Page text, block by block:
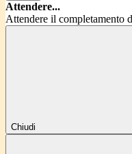
Attendere...
Attendere il completamento
Chiudi